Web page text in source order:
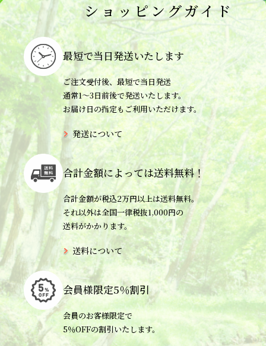
ショッピングガイド
最短で当日発送いたします
ご注文受付後、最短で当日発送
通常1〜3日前後で発送いたします。
お届け日の指定もご利用いただけます。
発送について
合計金額によっては送料無料！
合計金額が税込2万円以上は送料無料。
それ以外は全国一律税抜1,000円の
送料がかかります。
送料について
会員様限定5％割引
会員のお客様限定で
5％OFFの割引いたします。